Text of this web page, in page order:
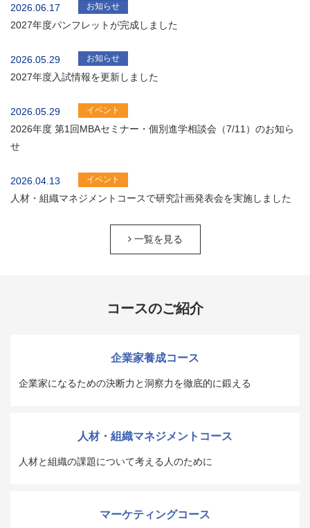
2026.06.17 お知らせ
2027年度パンフレットが完成しました
2026.05.29 お知らせ
2027年度入試情報を更新しました
2026.05.29 イベント
2026年度 第1回MBAセミナー・個別進学相談会（7/11）のお知ら
せ
2026.04.13 イベント
人材・組織マネジメントコースで研究計画発表会を実施しました
一覧を見る
コースのご紹介
企業家養成コース
企業家になるための決断力と洞察力を徹底的に鍛える
人材・組織マネジメントコース
人材と組織の課題について考える人のために
マーケティングコース